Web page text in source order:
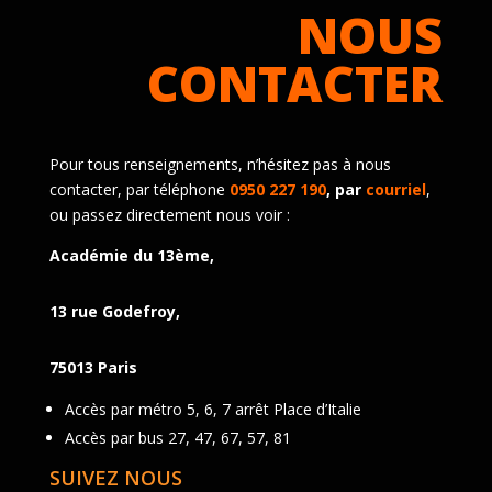
NOUS
CONTACTER
Pour tous renseignements, n’hésitez pas à nous
contacter, par téléphone 0950 227 190, par courriel,
ou passez directement nous voir :
Académie du 13ème,
13 rue Godefroy,
75013 Paris
Accès par métro 5, 6, 7 arrêt Place d’Italie
Accès par bus 27, 47, 67, 57, 81
SUIVEZ NOUS